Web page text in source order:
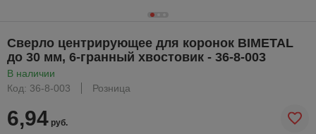
Сверло центрирующее для коронок BIMETAL
до 30 мм, 6-гранный хвостовик - 36-8-003
В наличии
Код: 36-8-003
Розница
6,94 руб.